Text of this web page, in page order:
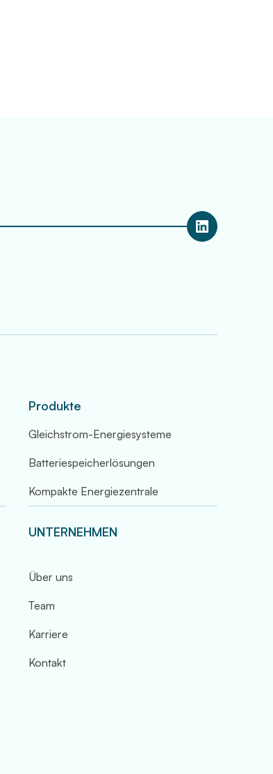
Produkte
Gleichstrom-Energiesysteme
Batteriespeicherlösungen
Kompakte Energiezentrale
UNTERNEHMEN
Über uns
Team
Karriere
Kontakt